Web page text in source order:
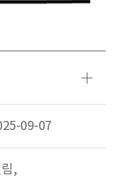
09-07
,